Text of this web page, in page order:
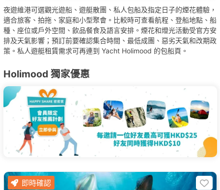
夜遊維港可選觀光遊船、遊艇散團、私人包船及指定日子的煙花體驗，
適合旅客、拍拖、家庭和小型聚會。比較時可查看航程、登船地點、船
種、座位或戶外空間、飲品餐食及語言安排。煙花和燈光活動受官方安
排及天氣影響；預訂前要確認集合時間、最低成團、惡劣天氣和改期政
策。私人遊艇租賃需求可再連到 Yacht Holimood 的包船頁。
Holimood 獨家優惠
即時確認